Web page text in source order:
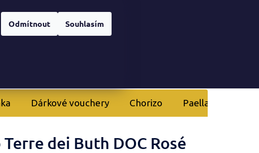
Odmítnout Souhlasím
partnera
Dárkové vouchery Chorizo Paella
Terre dei Buth DOC Rosé